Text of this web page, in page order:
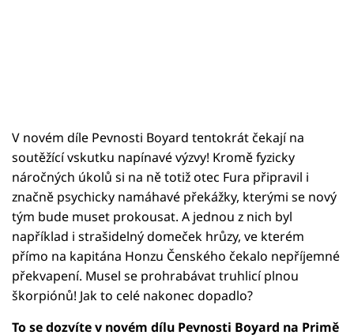
V novém díle Pevnosti Boyard tentokrát čekají na
soutěžící vskutku napínavé výzvy! Kromě fyzicky
náročných úkolů si na ně totiž otec Fura připravil i
značně psychicky namáhavé překážky, kterými se nový
tým bude muset prokousat. A jednou z nich byl
například i strašidelný domeček hrůzy, ve kterém
přímo na kapitána Honzu Čenského čekalo nepříjemné
překvapení. Musel se prohrabávat truhlicí plnou
škorpiónů! Jak to celé nakonec dopadlo?
To se dozvíte v novém dílu Pevnosti Boyard na Primě